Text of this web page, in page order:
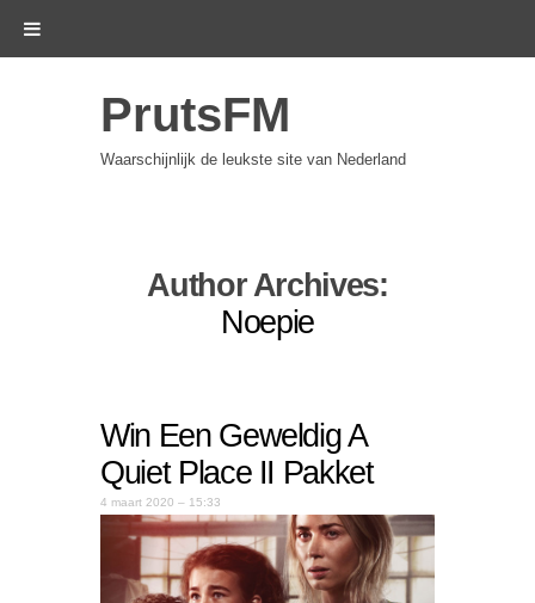
PrutsFM
Waarschijnlijk de leukste site van Nederland
Author Archives:
Noepie
Win Een Geweldig A
Quiet Place II Pakket
4 maart 2020 – 15:33